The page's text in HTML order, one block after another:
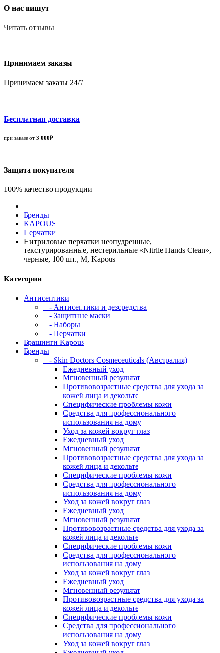
О нас пишут
Читать отзывы
Принимаем заказы
Принимаем заказы 24/7
Бесплатная доставка
при заказе от 3 000₽
Защита покупателя
100% качество продукции
Бренды
KAPOUS
Перчатки
Нитриловые перчатки неопудренные,
текстурированные, нестерильные «Nitrile Hands Clean»,
черные, 100 шт., M, Kapous
Категории
Антисептики
- Антисептики и дезсредства
- Защитные маски
- Наборы
- Перчатки
Брашинги Kapous
Бренды
- Skin Doctors Cosmeceuticals (Австралия)
Ежедневный уход
Мгновенный результат
Противовозрастные средства для ухода за
кожей лица и декольте
Специфические проблемы кожи
Средства для профессионального
использования на дому
Уход за кожей вокруг глаз
Ежедневный уход
Мгновенный результат
Противовозрастные средства для ухода за
кожей лица и декольте
Специфические проблемы кожи
Средства для профессионального
использования на дому
Уход за кожей вокруг глаз
Ежедневный уход
Мгновенный результат
Противовозрастные средства для ухода за
кожей лица и декольте
Специфические проблемы кожи
Средства для профессионального
использования на дому
Уход за кожей вокруг глаз
Ежедневный уход
Мгновенный результат
Противовозрастные средства для ухода за
кожей лица и декольте
Специфические проблемы кожи
Средства для профессионального
использования на дому
Уход за кожей вокруг глаз